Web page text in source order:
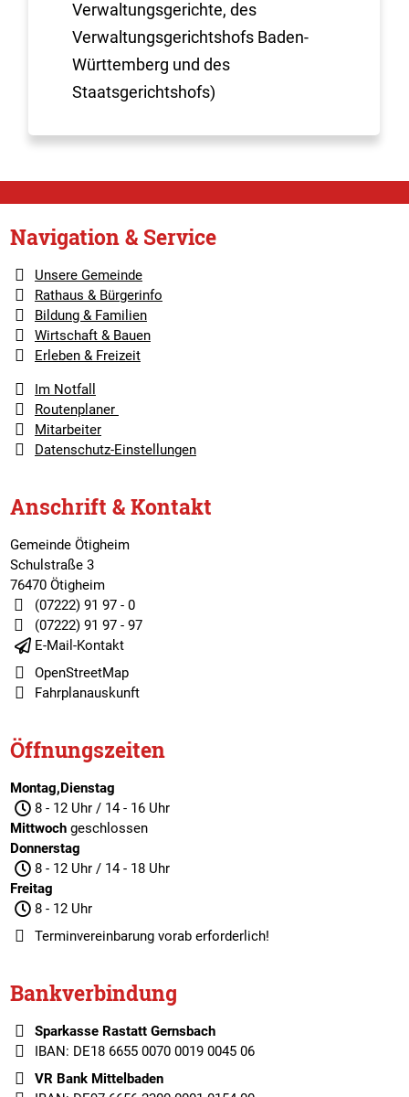
Verwaltungsgerichte, des
Verwaltungsgerichtshofs Baden-
Württemberg und des
Staatsgerichtshofs)
Navigation & Service
Unsere Gemeinde
Rathaus & Bürgerinfo
Bildung & Familien
Wirtschaft & Bauen
Erleben & Freizeit
Im Notfall
Routenplaner
Mitarbeiter
Datenschutz-Einstellungen
Anschrift & Kontakt
Gemeinde Ötigheim
Schulstraße 3
76470 Ötigheim
(07222) 91 97 - 0
(07222) 91 97 - 97
E-Mail-Kontakt
OpenStreetMap
Fahrplanauskunft
Öffnungszeiten
Montag,Dienstag
8 - 12 Uhr / 14 - 16 Uhr
Mittwochgeschlossen
Donnerstag
8 - 12 Uhr / 14 - 18 Uhr
Freitag
8 - 12 Uhr
Terminvereinbarungvorab erforderlich!
Bankverbindung
Sparkasse Rastatt Gernsbach
IBAN: DE18 6655 0070 0019 0045 06
VR Bank Mittelbaden